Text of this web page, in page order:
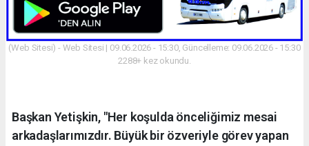
(Web Sitesi) - Web Sitesi | 09.06.2026 - 15:30, Güncelleme: 09.06.2026 - 15:30
2288+ kez okundu.
Başkan Yetişkin, "Her koşulda önceliğimiz mesai
arkadaşlarımızdır. Büyük bir özveriyle görev yapan